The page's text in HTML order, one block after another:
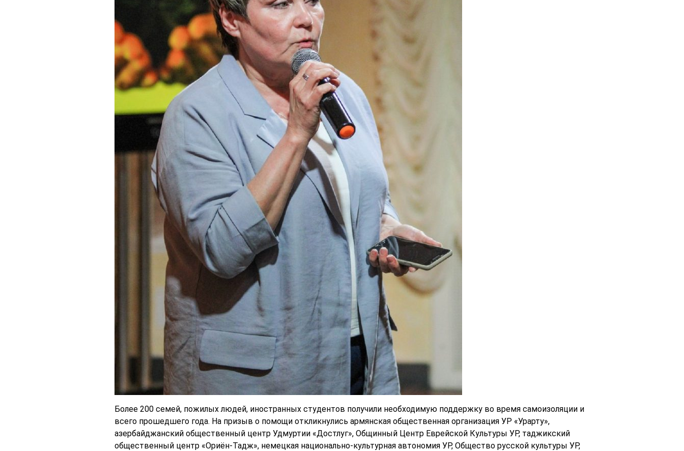
Более 200 семей, пожилых людей, иностранных студентов получили необходимую поддержку во время самоизоляции и
всего прошедшего года. На призыв о помощи откликнулись армянская общественная организация УР «Урарту»,
азербайджанский общественный центр Удмуртии «Достлуг», Общинный Центр Еврейской Культуры УР, таджикский
общественный центр «Ориён-Тадж», немецкая национально-культурная автономия УР, Общество русской культуры УР,